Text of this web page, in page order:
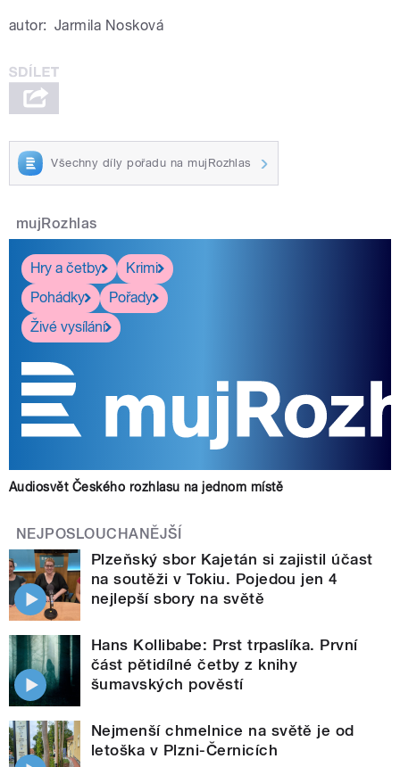
autor: Jarmila Nosková
Všechny díly pořadu na mujRozhlas
mujRozhlas
Hry a četby
Krimi
Pohádky
Pořady
Živé vysílání
Audiosvět Českého rozhlasu na jednom místě
NEJPOSLOUCHANĚJŠÍ
Plzeňský sbor Kajetán si zajistil účast
na soutěži v Tokiu. Pojedou jen 4
nejlepší sbory na světě
Hans Kollibabe: Prst trpaslíka. První
část pětidílné četby z knihy
šumavských pověstí
Nejmenší chmelnice na světě je od
letoška v Plzni-Černicích